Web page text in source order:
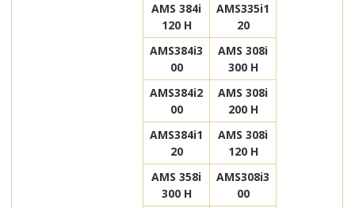
AMS 384i
120 H
AMS335i1
20
AMS384i3
00
AMS 308i
300 H
AMS384i2
00
AMS 308i
200 H
AMS384i1
20
AMS 308i
120 H
AMS 358i
300 H
AMS308i3
00